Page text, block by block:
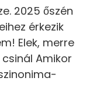
2025 őszén
érkezik
Elek, merre
Amikor